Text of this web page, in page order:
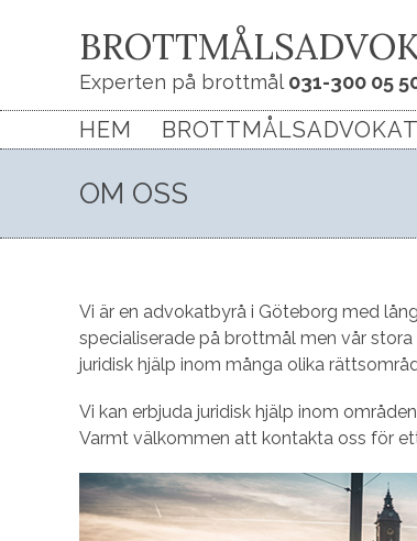
Experten på brottmål 031-300 05
HEM BROTTMÅLSADVOKAT
OM OSS
Vi är en advokatbyrå i Göteborg med
specialiserade på brottmål men vår
juridisk hjälp inom många olika
Vi kan erbjuda juridisk hjälp inom
Varmt välkommen att kontakta oss för